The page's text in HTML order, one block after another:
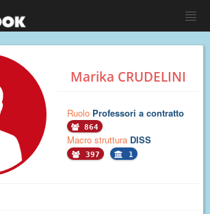
Marika CRUDELINI
Ruolo Professori a contratto
864
Macro struttura DISS
397 1